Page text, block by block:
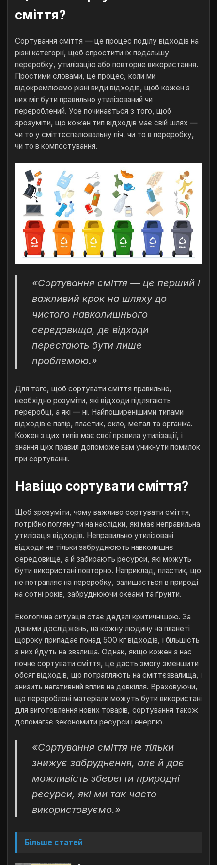
сміття?
Сортування сміття — це процес поділу відходів на
різні категорії, щоб спростити їх подальшу
переробку, утилізацію або повторне використання.
Простими словами, це процес, коли ми
відокремлюємо різні види відходів, щоб кожен з
них міг бути правильно утилізований чи
перероблений. Усе починається з того, щоб
зрозуміти, що кожен тип відходів має свій шлях —
чи то у сміттєспалювальну піч, чи то в переробку,
чи то в компостування.
«Сортування сміття — це перший і
важливий крок на шляху до
чистого навколишнього
середовища, де відходи
перестають бути лише
проблемою.»
Для того, щоб сортувати сміття правильно,
необхідно розуміти, які відходи підлягають
переробці, а які — ні. Найпоширенішими типами
відходів є папір, пластик, скло, метал та органіка.
Кожен з цих типів має свої правила утилізації, і
знання цих правил допоможе вам уникнути помилок
при сортуванні.
Навіщо сортувати сміття?
Щоб зрозуміти, чому важливо сортувати сміття,
потрібно поглянути на наслідки, які має неправильна
утилізація відходів. Неправильно утилізовані
відходи не тільки забруднюють навколишнє
середовище, а й забирають ресурси, які можуть
бути використані повторно. Наприклад, пластик, що
не потрапляє на переробку, залишається в природі
на сотні років, забруднюючи океани та ґрунти.
Екологічна ситуація стає дедалі критичнішою. За
даними досліджень, на кожну людину на планеті
щороку припадає понад 500 кг відходів, і більшість
з них йдуть на звалища. Однак, якщо кожен з нас
почне сортувати сміття, це дасть змогу зменшити
обсяг відходів, що потрапляють на сміттєзвалища, і
знизить негативний вплив на довкілля. Враховуючи,
що перероблені матеріали можуть бути використані
для виготовлення нових товарів, сортування також
допомагає зекономити ресурси і енергію.
«Сортування сміття не тільки
знижує забруднення, але й дає
можливість зберегти природні
ресурси, які ми так часто
використовуємо.»
Більше статей